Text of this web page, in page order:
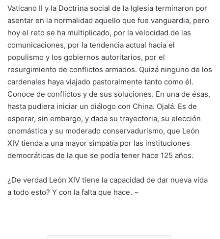
Vaticano II y la Doctrina social de la Iglesia terminaron por
asentar en la normalidad aquello que fue vanguardia, pero
hoy el reto se ha multiplicado, por la velocidad de las
comunicaciones, por la tendencia actual hacia el
populismo y los gobiernos autoritarios, por el
resurgimiento de conflictos armados. Quizá ninguno de los
cardenales haya viajado pastoralmente tanto como él.
Conoce de conflictos y de sus soluciones. En una de ésas,
hasta pudiera iniciar un diálogo con China. Ojalá. Es de
esperar, sin embargo, y dada su trayectoria, su elección
onomástica y su moderado conservadurismo, que León
XIV tienda a una mayor simpatía por las instituciones
democráticas de la que se podía tener hace 125 años.
¿De verdad León XIV tiene la capacidad de dar nueva vida
a todo esto? Y con la falta que hace. ~